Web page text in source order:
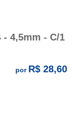
- 4,5mm - C/1
por R$ 28,60